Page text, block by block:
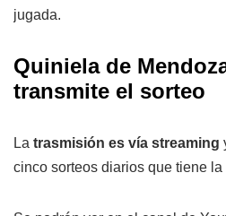
jugada.
Quiniela de
transmite el sorteo
La trasmisión es vía streaming
cinco sorteos diarios que tiene